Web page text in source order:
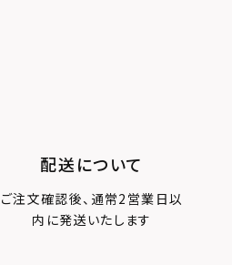
配送について
ご注文確認後、通常2営業日以
内に発送いたします